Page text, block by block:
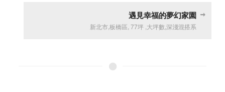
遇見幸福的夢幻家園
新北市,板橋區 77坪, 大坪數 深淺混搭系